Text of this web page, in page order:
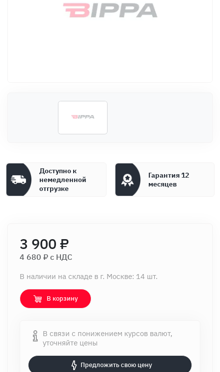
Доступно к
немедленной
отгрузке
Гарантия 12
месяцев
3 900 ₽
4 680 ₽ c НДС
В наличии на складе в г. Москве: 14 шт.
В корзину
В связи с понижением курсов валют,
уточняйте цены
Предложить свою цену